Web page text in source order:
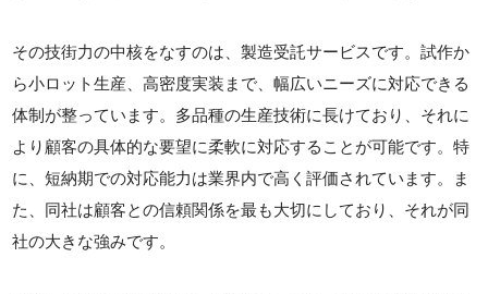
その技街力の中核をなすのは、製造受託サービスです。試作か
ら小ロット生産、高密度実装まで、幅広いニーズに対応できる
体制が整っています。多品種の生産技術に長けており、それに
より顧客の具体的な要望に柔軟に対応することが可能です。特
に、短納期での対応能力は業界内で高く評価されています。ま
た、同社は顧客との信頼関係を最も大切にしており、それが同
社の大きな強みです。